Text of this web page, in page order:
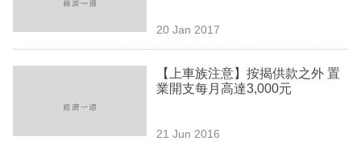
20 Jan 2017
【上車族注意】按揭供款之外 置
業開支每月高達3,000元
21 Jun 2016